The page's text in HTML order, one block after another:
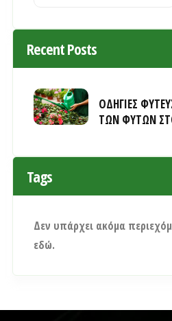
Recent Posts
ΟΔΗΓΙΕΣ
ΤΩΝ ΦΥΤΩΝ
Tags
Δεν υπάρχει ακόμα
εδώ.